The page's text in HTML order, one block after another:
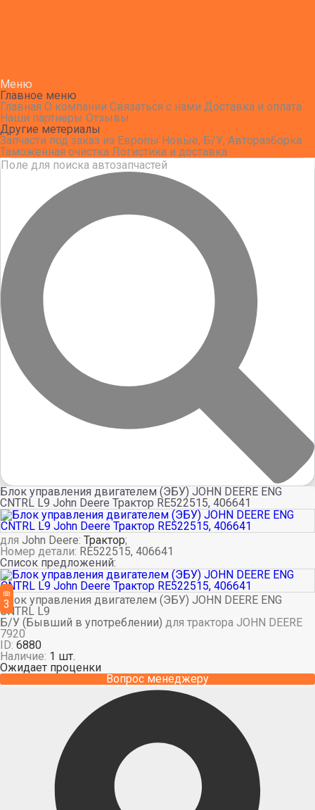
Меню
Главное меню
Главная О компании Связаться с нами Доставка и оплата
Наши партнеры Отзывы
Другие метериалы
Запчасти под заказ из Европы Новые, Б/У, Авторазборка
Таможенная очистка Логистика и доставка
Блок управления двигателем (ЭБУ) JOHN DEERE ENG
CNTRL L9 John Deere Трактор RE522515, 406641
для John Deere: Трактор;
Номер детали: RE522515, 406641
Список предложений:
3
Блок управления двигателем (ЭБУ) JOHN DEERE ENG
CNTRL L9
Б/У (Бывший в употреблении) для трактора JOHN DEERE
7920
ID: 6880
Наличие: 1 шт.
Ожидает проценки
Вопрос менеджеру